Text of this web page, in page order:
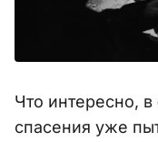
Что интересно, в
спасения уже